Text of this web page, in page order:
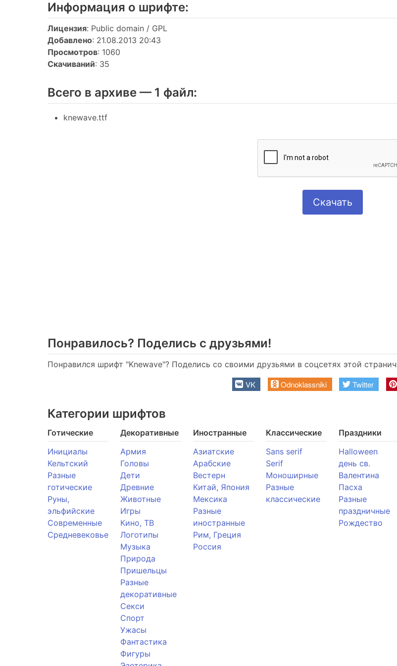
Информация о шрифтe:
Лицензия: Public domain / GPL
Добавлено: 21.08.2013 20:43
Просмотров: 1060
Скачиваний: 35
Всего в архиве — 1 файл:
knewave.ttf
Скачать
Понравилось? Поделись с друзьями!
Понравился шрифт "Knewave"? Поделись со своими друзьями в соцсетях этой
VK Odnoklassniki Twitter
Категории шрифтов
Готические
Инициалы
Кельтский
Разные
готические
Руны,
эльфийские
Современные
Средневековье
Декоративные
Армия
Головы
Дети
Древние
Животные
Игры
Кино, ТВ
Логотипы
Музыка
Природа
Пришельцы
Разные
декоративные
Секси
Спорт
Ужасы
Фантастика
Фигуры
Иностранные
Азиатские
Арабские
Вестерн
Китай, Япония
Мексика
Разные
иностранные
Рим, Греция
Россия
Классические
Sans serif
Serif
Моноширные
Разные
классические
Праздники
Halloween
день св.
Валентина
Пасха
Разные
праздничные
Рождество